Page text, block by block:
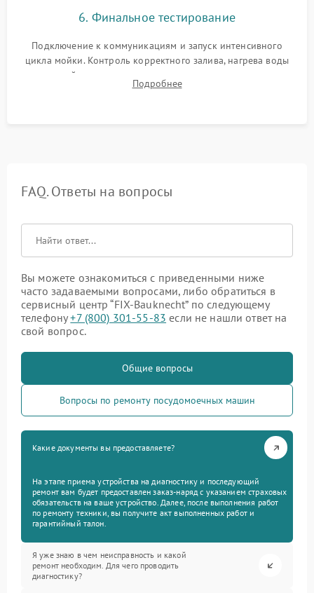
6. Финальное тестирование
Подключение к коммуникациям и запуск интенсивного
цикла мойки. Контроль корректного залива, нагрева воды
до нужной температуры, отсутствия посторонних шумов,
штатного слива и абсолютной сухости в поддоне.
Подробнее
FAQ. Ответы на вопросы
Вы можете ознакомиться с приведенными ниже
часто задаваемыми вопросами, либо обратиться в
сервисный центр “FIX-Bauknecht” по следующему
телефону+7 (800) 301-55-83 если не нашли ответ на
свой вопрос.
Общие вопросы
Вопросы по ремонту посудомоечных машин
Какие документы вы предоставляете?
На этапе приема устройства на диагностику и последующий
ремонт вам будет предоставлен заказ-наряд с указанием страховых
обязательств на ваше устройство. Далее, после выполнения работ
по ремонту техники, вы получите акт выполненных работ и
гарантийный талон.
Я уже знаю в чем неисправность и какой
ремонт необходим. Для чего проводить
диагностику?